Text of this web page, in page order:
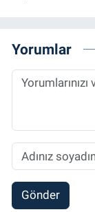
Yorumlar
Gönder